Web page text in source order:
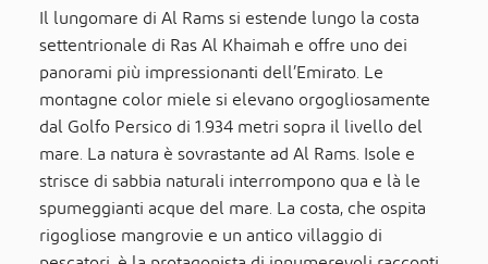
Il lungomare di Al Rams si estende lungo la costa
settentrionale di Ras Al Khaimah e offre uno dei
panorami più impressionanti dell’Emirato. Le
montagne color miele si elevano orgogliosamente
dal Golfo Persico di 1.934 metri sopra il livello del
mare. La natura è sovrastante ad Al Rams. Isole e
strisce di sabbia naturali interrompono qua e là le
spumeggianti acque del mare. La costa, che ospita
rigogliose mangrovie e un antico villaggio di